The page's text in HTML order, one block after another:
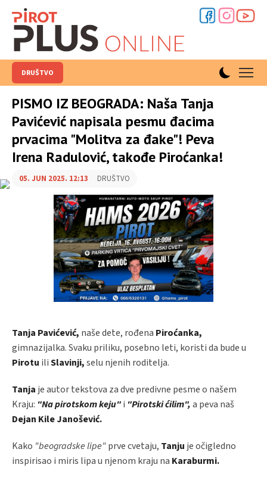
DRUŠTVO
PISMO IZ BEOGRADA: Naša Tanja
Pavićević napisala pesmu đacima
prvacima "Molitva za đake"! Peva
Irena Radulović, takođe Piroćanka!
05. JUN 2025. 12:13 DRUŠTVO
Tanja Pavićević, naše dete, rođena Piroćanka,
gimnazijalka. Svaku priliku, posebno leti, koristi da bude u
Pirotu iliSlavinji,selu njenih roditelja.
Tanja je autor tekstova za dve predivne pesme o našem
Kraju: "Na pirotskom keju"i "Pirotski ćilim",a peva naš
Dejan Kile Janošević.
Kako "beogradske lipe"prve cvetaju, Tanju je očigledno
inspirisao i miris lipa u njenom kraju na Karaburmi.